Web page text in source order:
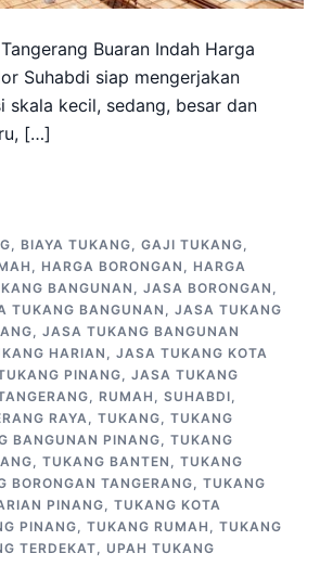
Buaran Indah Harga
Suhabdi siap mengerjakan
skala kecil, sedang, besar dan
[…]
, BIAYA TUKANG, GAJI TUKANG,
, HARGA BORONGAN , HARGA
BANGUNAN , JASA BORONGAN ,
TUKANG BANGUNAN , JASA TUKANG
, JASA TUKANG BANGUNAN
HARIAN , JASA TUKANG KOTA
PINANG, JASA TUKANG
, RUMAH , SUHABDI,
RAYA, TUKANG, TUKANG
BANGUNAN PINANG, TUKANG
, TUKANG BANTEN , TUKANG
BORONGAN TANGERANG, TUKANG
PINANG, TUKANG KOTA
PINANG, TUKANG RUMAH , TUKANG
TERDEKAT, UPAH TUKANG